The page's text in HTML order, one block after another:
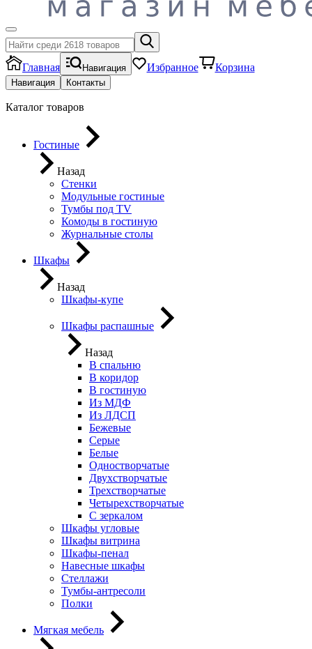
Главная Навигация Избранное Корзина
Навигация Контакты
Каталог товаров
Гостиные
Назад
Стенки
Модульные гостиные
Тумбы под ТV
Комоды в гостиную
Журнальные столы
Шкафы
Назад
Шкафы-купе
Шкафы распашные
Назад
В спальню
В коридор
В гостиную
Из МДФ
Из ЛДСП
Бежевые
Серые
Белые
Одностворчатые
Двухстворчатые
Трехстворчатые
Четырехстворчатые
С зеркалом
Шкафы угловые
Шкафы витрина
Шкафы-пенал
Навесные шкафы
Стеллажи
Тумбы-антресоли
Полки
Мягкая мебель